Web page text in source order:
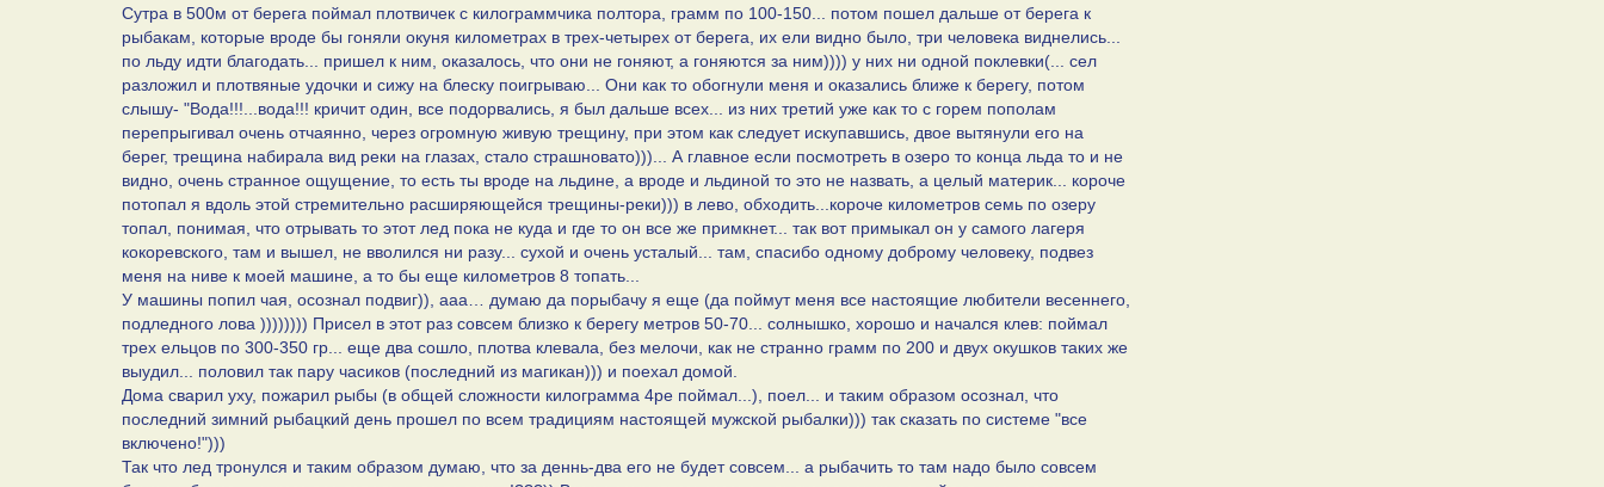
Сутра в 500м от берега поймал плотвичек с килограммчика полтора, грамм по 100-150... потом пошел дальше от берега к
рыбакам, которые вроде бы гоняли окуня километрах в трех-четырех от берега, их ели видно было, три человека виднелись...
по льду идти благодать... пришел к ним, оказалось, что они не гоняют, а гоняются за ним)))) у них ни одной поклевки(... сел
разложил и плотвяные удочки и сижу на блеску поигрываю... Они как то обогнули меня и оказались ближе к берегу, потом
слышу- "Вода!!!...вода!!! кричит один, все подорвались, я был дальше всех... из них третий уже как то с горем пополам
перепрыгивал очень отчаянно, через огромную живую трещину, при этом как следует искупавшись, двое вытянули его на
берег, трещина набирала вид реки на глазах, стало страшновато)))... А главное если посмотреть в озеро то конца льда то и не
видно, очень странное ощущение, то есть ты вроде на льдине, а вроде и льдиной то это не назвать, а целый материк... короче
потопал я вдоль этой стремительно расширяющейся трещины-реки))) в лево, обходить...короче километров семь по озеру
топал, понимая, что отрывать то этот лед пока не куда и где то он все же примкнет... так вот примыкал он у самого лагеря
кокоревского, там и вышел, не вволился ни разу... сухой и очень усталый... там, спасибо одному доброму человеку, подвез
меня на ниве к моей машине, а то бы еще километров 8 топать...
У машины попил чая, осознал подвиг)), ааа… думаю да порыбачу я еще (да поймут меня все настоящие любители весеннего,
подледного лова )))))))) Присел в этот раз совсем близко к берегу метров 50-70... солнышко, хорошо и начался клев: поймал
трех ельцов по 300-350 гр... еще два сошло, плотва клевала, без мелочи, как не странно грамм по 200 и двух окушков таких же
выудил... половил так пару часиков (последний из магикан))) и поехал домой.
Дома сварил уху, пожарил рыбы (в общей сложности килограмма 4ре поймал...), поел... и таким образом осознал, что
последний зимний рыбацкий день прошел по всем традициям настоящей мужской рыбалки))) так сказать по системе "все
включено!")))
Так что лед тронулся и таким образом думаю, что за деннь-два его не будет совсем... а рыбачить то там надо было совсем